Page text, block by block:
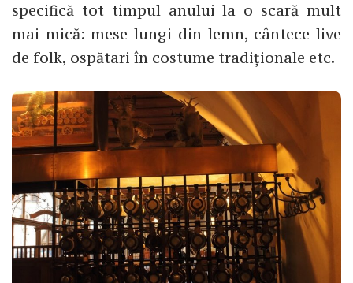
specifică tot timpul anului la o scară mult
mai mică: mese lungi din lemn, cântece live
de folk, ospătari în costume tradiționale etc.